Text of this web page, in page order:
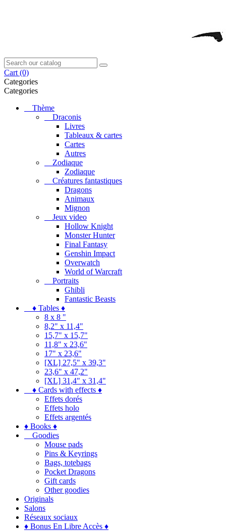
Cart (0)
Categories
Categories
Thème
Draconis
Livres
Tableaux & cartes
Cartes
Autres
Zodiaque
Zodiaque
Créatures fantastiques
Dragons
Animaux
Mignon
Jeux video
Hollow Knight
Monster Hunter
Final Fantasy
Genshin Impact
Overwatch
World of Warcraft
Portraits
Ghibli
Fantastic Beasts
♦ Tables ♦
8 x 8 "
8,2" x 11,4"
15,7" x 15,7"
11,8" x 23,6"
17" x 23,6"
[XL] 27,5" x 39,3"
23,6" x 47,2"
[XL] 31,4" x 31,4"
♦ Cards with effects ♦
Effets dorés
Effets holo
Effets argentés
♦ Books ♦
Goodies
Mouse pads
Pins & Keyrings
Bags, totebags
Pocket Dragons
Gift cards
Other goodies
Originals
Salons
Réseaux sociaux
♦ Bonus En Libre Accès ♦